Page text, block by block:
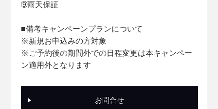
➈雨天保証
■備考キャンペーンプランについて
※新規お申込みの方対象
※ご予約後の期間外での日程変更は本キャンペー
ン適用外となります
お問合せ